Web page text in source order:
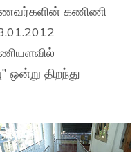
கணிணி
ஒன்று திறந்து